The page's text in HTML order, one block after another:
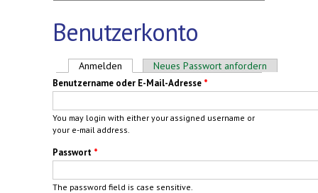
Benutzerkonto
Haupt-Reiter
Anmelden (aktiver Reiter)
Neues Passwort anfordern
Benutzername oder E-Mail-Adresse *
You may login with either your assigned username or
your e-mail address.
Passwort *
The password field is case sensitive.